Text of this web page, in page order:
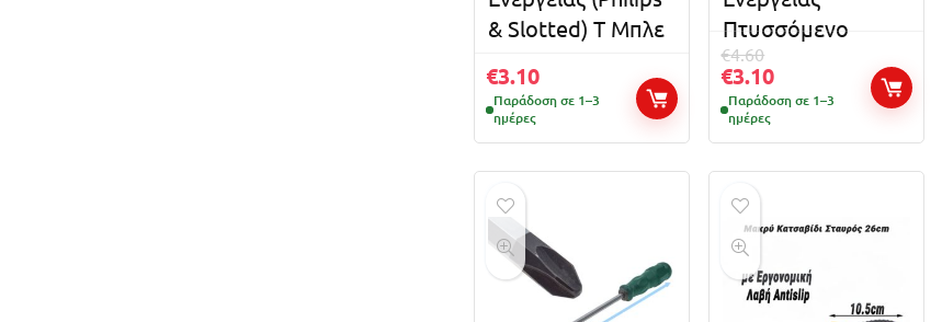
& Slotted) Τ Μπλε
€3.10
Παράδοση σε 1–3
ημέρες
Πτυσσόμενο
€4.60
€3.10
Παράδοση σε 1–3
ημέρες